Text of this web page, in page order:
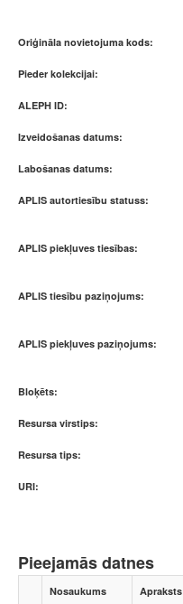
Oriģināla novietojuma kods:
Pieder kolekcijai:
ALEPH ID:
Izveidošanas datums:
Labošanas datums:
APLIS autortiesību statuss:
APLIS piekļuves tiesības:
APLIS tiesību paziņojums:
APLIS piekļuves paziņojums:
Bloķēts:
Resursa virstips:
Resursa tips:
URI:
Pieejamās datnes
Nosaukums Apraksts